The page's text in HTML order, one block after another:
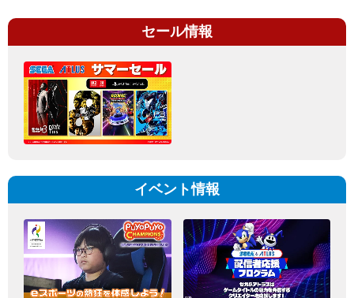
セール情報
イベント情報